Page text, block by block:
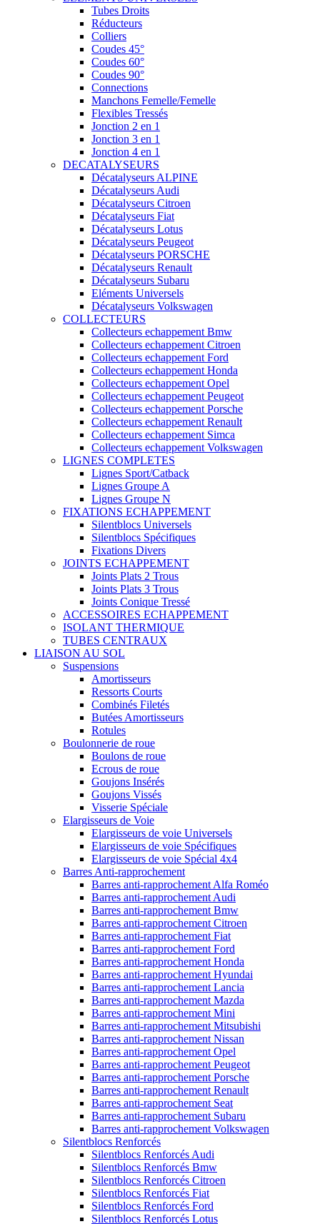
Tubes Droits
Réducteurs
Colliers
Coudes 45°
Coudes 60°
Coudes 90°
Connections
Manchons Femelle/Femelle
Flexibles Tressés
Jonction 2 en 1
Jonction 3 en 1
Jonction 4 en 1
DECATALYSEURS
Décatalyseurs ALPINE
Décatalyseurs Audi
Décatalyseurs Citroen
Décatalyseurs Fiat
Décatalyseurs Lotus
Décatalyseurs Peugeot
Décatalyseurs PORSCHE
Décatalyseurs Renault
Décatalyseurs Subaru
Eléments Universels
Décatalyseurs Volkswagen
COLLECTEURS
Collecteurs echappement Bmw
Collecteurs echappement Citroen
Collecteurs echappement Ford
Collecteurs echappement Honda
Collecteurs echappement Opel
Collecteurs echappement Peugeot
Collecteurs echappement Porsche
Collecteurs echappement Renault
Collecteurs echappement Simca
Collecteurs echappement Volkswagen
LIGNES COMPLETES
Lignes Sport/Catback
Lignes Groupe A
Lignes Groupe N
FIXATIONS ECHAPPEMENT
Silentblocs Universels
Silentblocs Spécifiques
Fixations Divers
JOINTS ECHAPPEMENT
Joints Plats 2 Trous
Joints Plats 3 Trous
Joints Conique Tressé
ACCESSOIRES ECHAPPEMENT
ISOLANT THERMIQUE
TUBES CENTRAUX
LIAISON AU SOL
Suspensions
Amortisseurs
Ressorts Courts
Combinés Filetés
Butées Amortisseurs
Rotules
Boulonnerie de roue
Boulons de roue
Ecrous de roue
Goujons Insérés
Goujons Vissés
Visserie Spéciale
Elargisseurs de Voie
Elargisseurs de voie Universels
Elargisseurs de voie Spécifiques
Elargisseurs de voie Spécial 4x4
Barres Anti-rapprochement
Barres anti-rapprochement Alfa Roméo
Barres anti-rapprochement Audi
Barres anti-rapprochement Bmw
Barres anti-rapprochement Citroen
Barres anti-rapprochement Fiat
Barres anti-rapprochement Ford
Barres anti-rapprochement Honda
Barres anti-rapprochement Hyundai
Barres anti-rapprochement Lancia
Barres anti-rapprochement Mazda
Barres anti-rapprochement Mini
Barres anti-rapprochement Mitsubishi
Barres anti-rapprochement Nissan
Barres anti-rapprochement Opel
Barres anti-rapprochement Peugeot
Barres anti-rapprochement Porsche
Barres anti-rapprochement Renault
Barres anti-rapprochement Seat
Barres anti-rapprochement Subaru
Barres anti-rapprochement Volkswagen
Silentblocs Renforcés
Silentblocs Renforcés Audi
Silentblocs Renforcés Bmw
Silentblocs Renforcés Citroen
Silentblocs Renforcés Fiat
Silentblocs Renforcés Ford
Silentblocs Renforcés Lotus